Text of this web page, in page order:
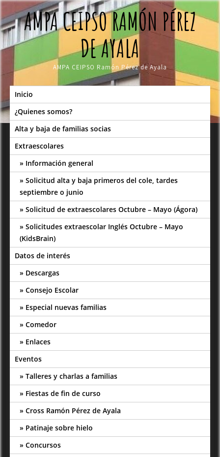
Skip
to
contentAMPA CEIPSO RAMÓN PÉREZ
DE AYALA
AMPA CEIPSO Ramón Pérez de Ayala
Inicio
¿Quienes somos?
Alta y baja de familias socias
Extraescolares
Información general
Solicitud alta y baja primeros del cole, tardes
septiembre o junio
Solicitud de extraescolares Octubre – Mayo (Ágora)
Solicitudes extraescolar Inglés Octubre – Mayo
(KidsBrain)
Datos de interés
Descargas
Consejo Escolar
Especial nuevas familias
Comedor
Enlaces
Eventos
Talleres y charlas a familias
Fiestas de fin de curso
Cross Ramón Pérez de Ayala
Patinaje sobre hielo
Concursos